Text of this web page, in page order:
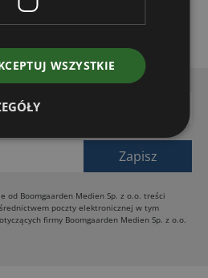
firmy Dinolift, o czym z
handlowym firmy Serafin
od Boomgaarden Medien Sp. z o.o. treści
firmy Boomgaarden Medien Sp. z o.o.
WSZYSTKIE